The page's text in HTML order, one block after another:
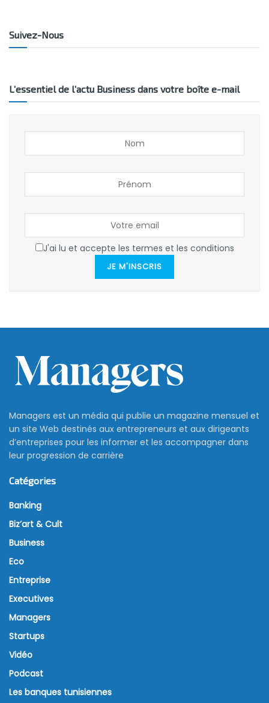
Suivez-Nous
L’essentiel de l’actu Business dans votre boîte e-mail
J'ai lu et accepte les termes et les conditions
JE M'INSCRIS
Managers est un média qui publie un magazine mensuel et
un site Web destinés aux entrepreneurs et aux dirigeants
d’entreprises pour les informer et les accompagner dans
leur progression de carrière
Catégories
Banking
Biz’art & Cult
Business
Eco
Entreprise
Executives
Managers
Startups
Vidéo
Podcast
Les banques tunisiennes